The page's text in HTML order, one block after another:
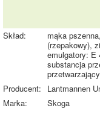
Skład:
mąka
(rzepakowy),
emulgatory: E
substancja
Producent:
Lantmannen
Marka:
Skoga